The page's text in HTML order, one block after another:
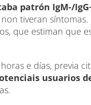
patrón IgM-/
tiveran
que estiman que
e días, previa
usuarios